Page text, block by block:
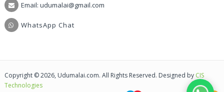
Email: udumalai@gmail.com
WhatsApp Chat
Copyright © 2026, Udumalai.com. All Rights Reserved. Designed by CIS
Technologies